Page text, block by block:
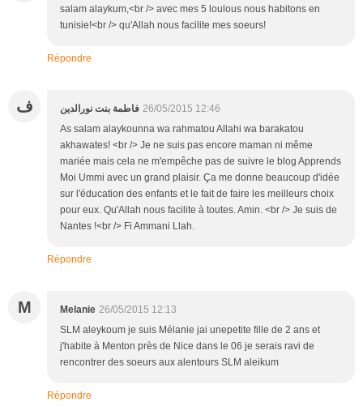
salam alaykum,<br /> avec mes 5 loulous nous habitons en
tunisie!<br /> qu'Allah nous facilite mes soeurs!
Répondre
ف فاطمة بنت نورالدين 26/05/2015 12:46
As salam alaykounna wa rahmatou Allahi wa barakatou
akhawates! <br /> Je ne suis pas encore maman ni même
mariée mais cela ne m'empêche pas de suivre le blog Apprends
Moi Ummi avec un grand plaisir. Ça me donne beaucoup d'idée
sur l'éducation des enfants et le fait de faire les meilleurs choix
pour eux. Qu'Allah nous facilite à toutes. Amin. <br /> Je suis de
Nantes !<br /> Fi Ammani Llah.
Répondre
M Melanie 26/05/2015 12:13
SLM aleykoum je suis Mélanie jai unepetite fille de 2 ans et
j'habite à Menton près de Nice dans le 06 je serais ravi de
rencontrer des soeurs aux alentours SLM aleikum
Répondre